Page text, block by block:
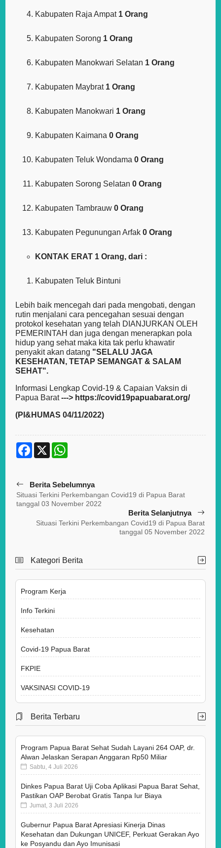
Kabupaten Raja Ampat 1 Orang
Kabupaten Sorong 1 Orang
Kabupaten Manokwari Selatan 1 Orang
Kabupaten Maybrat 1 Orang
Kabupaten Manokwari 1 Orang
Kabupaten Kaimana0 Orang
Kabupaten Teluk Wondama0 Orang
Kabupaten Sorong Selatan0 Orang
Kabupaten Tambrauw0 Orang
Kabupaten Pegunungan Arfak0 Orang
KONTAK ERAT 1 Orang, dari :
Kabupaten Teluk Bintuni
Lebih baik mencegah dari pada mengobati, dengan
rutin menjalani cara pencegahan sesuai dengan
protokol kesehatan yang telah DIANJURKAN OLEH
PEMERINTAH dan juga dengan menerapkan pola
hidup yang sehat maka kita tak perlu khawatir
penyakit akan datang "SELALU JAGA
KESEHATAN, TETAP SEMANGAT & SALAM
SEHAT".
Informasi Lengkap Covid-19 & Capaian Vaksin di
Papua Barat---> https://covid19papuabarat.org/
(PI&HUMAS 04/11/2022)
F
o
o
k
X
A
p
p
Berita Sebelumnya
Situasi Terkini Perkembangan Covid19 di Papua Barat
tanggal 03 November 2022
Berita Selanjutnya
Situasi Terkini Perkembangan Covid19 di Papua Barat
tanggal 05 November 2022
Kategori Berita
Program Kerja
Info Terkini
Kesehatan
Covid-19 Papua Barat
FKPIE
VAKSINASI COVID-19
Berita Terbaru
Program Papua Barat Sehat Sudah Layani 264 OAP, dr.
Alwan Jelaskan Serapan Anggaran Rp50 Miliar
Sabtu, 4 Juli 2026
Dinkes Papua Barat Uji Coba Aplikasi Papua Barat Sehat,
Pastikan OAP Berobat Gratis Tanpa Iur Biaya
Jumat, 3 Juli 2026
Gubernur Papua Barat Apresiasi Kinerja Dinas
Kesehatan dan Dukungan UNICEF, Perkuat Gerakan Ayo
ke Posyandu dan Ayo Imunisasi